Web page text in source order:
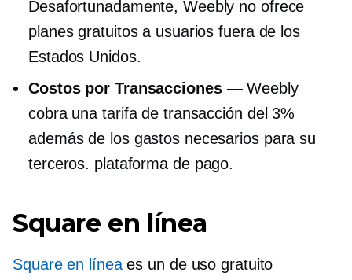
Desafortunadamente, Weebly no ofrece
planes gratuitos a usuarios fuera de los
Estados Unidos.
Costos por Transacciones— Weebly
cobra una tarifa de transacción del 3%
además de los gastos necesarios para su
terceros. plataforma de pago.
Square en línea
Square en líneaes un de uso gratuito